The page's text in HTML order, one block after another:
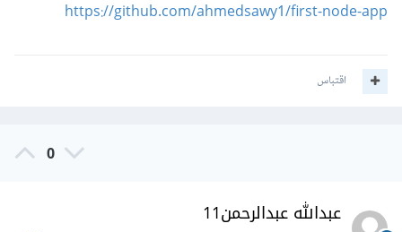
https://github.com/ahmedsawy1/first-node-app
اقتباس
0
عبدالله عبدالرحمن11